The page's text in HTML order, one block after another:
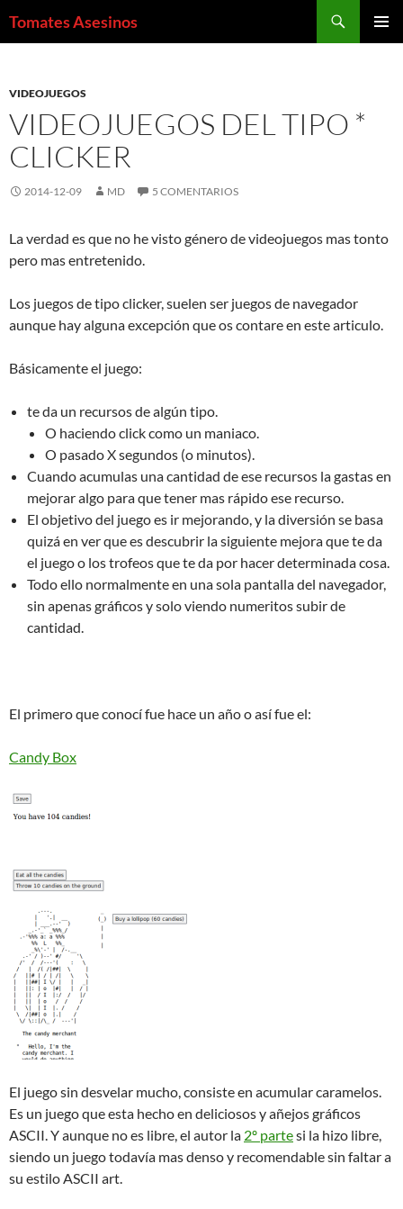
Tomates Asesinos
VIDEOJUEGOS
VIDEOJUEGOS DEL TIPO *
CLICKER
2014-12-09 MD 5 COMENTARIOS
La verdad es que no he visto género de videojuegos mas tonto
pero mas entretenido.
Los juegos de tipo clicker, suelen ser juegos de navegador
aunque hay alguna excepción que os contare en este articulo.
Básicamente el juego:
te da un recursos de algún tipo.
O haciendo click como un maniaco.
O pasado X segundos (o minutos).
Cuando acumulas una cantidad de ese recursos la gastas en
mejorar algo para que tener mas rápido ese recurso.
El objetivo del juego es ir mejorando, y la diversión se basa
quizá en ver que es descubrir la siguiente mejora que te da
el juego o los trofeos que te da por hacer determinada cosa.
Todo ello normalmente en una sola pantalla del navegador,
sin apenas gráficos y solo viendo numeritos subir de
cantidad.
El primero que conocí fue hace un año o así fue el:
Candy Box
El juego sin desvelar mucho, consiste en acumular caramelos.
Es un juego que esta hecho en deliciosos y añejos gráficos
ASCII. Y aunque no es libre, el autor la 2º partesi la hizo libre,
siendo un juego todavía mas denso y recomendable sin faltar a
su estilo ASCII art.